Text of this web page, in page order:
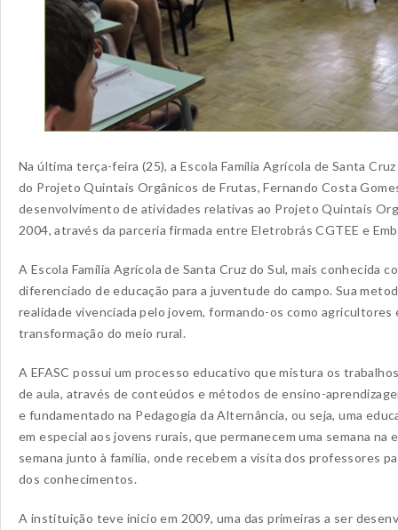
Na última terça-feira (25), a Escola Família Agrícola de Santa
do Projeto Quintais Orgânicos de Frutas, Fernando Costa
desenvolvimento de atividades relativas ao Projeto Quintais
2004, através da parceria firmada entre Eletrobrás CGTEE e
A Escola Família Agrícola de Santa Cruz do Sul, mais conhecida
diferenciado de educação para a juventude do campo. Sua
realidade vivenciada pelo jovem, formando-os como
transformação do meio rural.
A EFASC possui um processo educativo que mistura os
de aula, através de conteúdos e métodos de ensino-
e fundamentado na Pedagogia da Alternância, ou seja, uma
em especial aos jovens rurais, que permanecem uma semana
semana junto à família, onde recebem a visita dos professores
dos conhecimentos.
A instituição teve inicio em 2009, uma das primeiras a ser